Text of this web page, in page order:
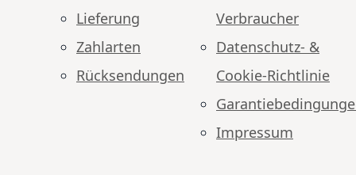
Lieferung
Zahlarten
Rücksendungen
Verbraucher
Datenschutz- &
Cookie-Richtlinie
Impressum